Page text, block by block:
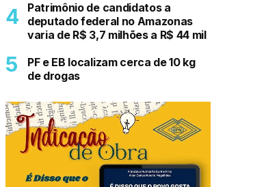
Patrimônio de candidatos a
deputado federal no Amazonas
varia de R$ 3,7 milhões a R$ 44 mil
PF e EB localizam cerca de 10 kg
de drogas